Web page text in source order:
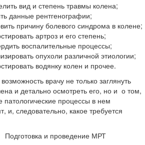
вид и степень травмы колена;
данные рентгенографии;
причину болевого синдрома в колене;
артроз и его степень;
воспалительные процессы;
опухоли различной этиологии;
водянку колен и прочее.
врачу не только заглянуть
и детально осмотреть его, но и о том,
патологические процессы в нем
и, следовательно, какое требуется
Подготовка и проведение МРТ